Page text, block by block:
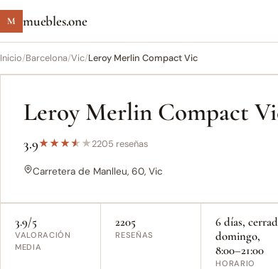
M muebles.one
Inicio/Barcelona/Vic/Leroy Merlin Compact Vic
Leroy Merlin Compact
3.9★★★★ ★2205 reseñas
Carretera de Manlleu, 60, Vic
3.9/5
VALORACIÓN
MEDIA
2205
RESEÑAS
6 días,
domingo,
8:00–21:00
HORARIO